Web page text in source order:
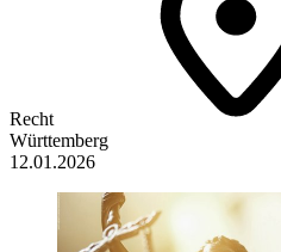
Recht
Württemberg
12.01.2026